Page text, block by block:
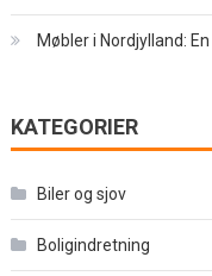
Møbler i Nordjylland:
KATEGORIER
Biler og sjov
Boligindretning